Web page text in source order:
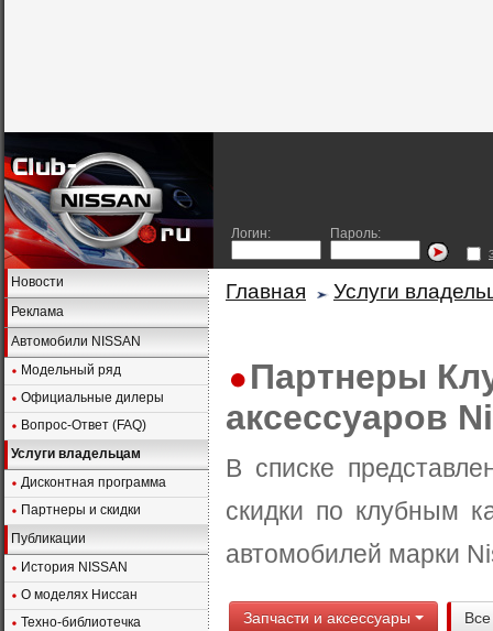
Логин: Пароль:
Новости
Реклама
Автомобили NISSAN
Модельный ряд
Официальные дилеры
Вопрос-Ответ (FAQ)
Услуги владельцам
Дисконтная программа
Партнеры и скидки
Публикации
История NISSAN
О моделях Ниссан
Техно-библиотечка
Главная Услуги
Партнеры
аксессуаров
В списке
скидки по клубным
автомобилей марки
Запчасти и аксессуары